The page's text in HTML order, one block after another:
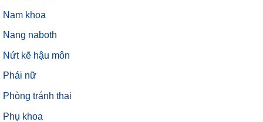
Nam khoa
Nang naboth
Nứt kẽ hậu môn
Phái nữ
Phòng tránh thai
Phụ khoa